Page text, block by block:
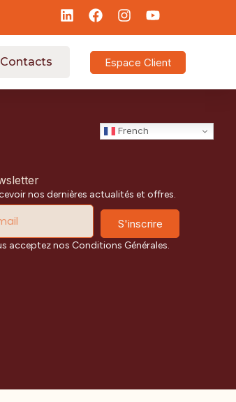
Contacts Espace Client
French
nos dernières actualités et offres.
S'inscrire
acceptez nos Conditions Générales.